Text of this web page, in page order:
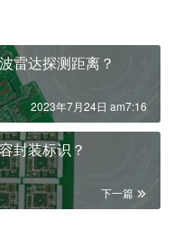
雷达探测距离？
2023年7月24日 am7:16
封装标识？
下一篇